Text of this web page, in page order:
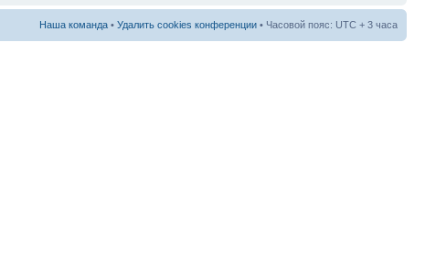
Наша команда • Удалить cookies конференции • Часовой пояс: UTC + 3 часа